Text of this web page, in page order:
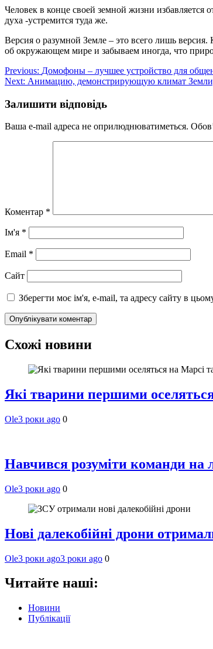
Человек в конце своей земной жизни избавляется
духа -устремится туда же.
Версия о разумной Земле – это всего лишь
об окружающем мире и забываем иногда, что
Навігація
записів
Previous: Домофоны – лучшее устройство для
Next: Анимацию, демонстрирующую климат
Залишити відповідь
Ваша e-mail адреса не оприлюднюватиметься.
Коментар *
Ім'я *
Email *
Сайт
Зберегти моє ім'я, e-mail, та адресу сайту в
Схожі новини
Які тварини першими
Ole3 роки ago 0
Навчився розуміти команди на
Ole3 роки ago 0
Нові далекобійні дрони
Ole3 роки ago3 роки ago 0
Читайте наші:
Новини
Публікації